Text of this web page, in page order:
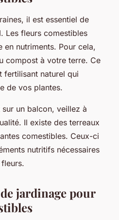
il est essentiel de
Les fleurs comestibles
en nutriments. Pour cela,
compost à votre terre. Ce
fertilisant naturel qui
de vos plantes.
un balcon, veillez à
Il existe des terreaux
comestibles. Ceux-ci
nutritifs nécessaires
jardinage pour